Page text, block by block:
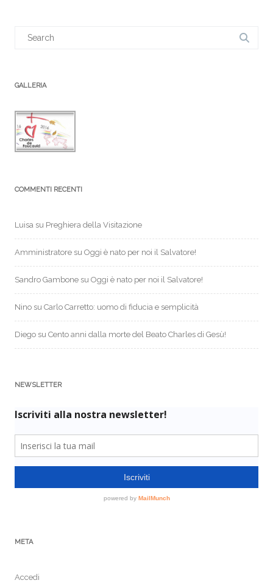
GALLERIA
COMMENTI RECENTI
Luisa su Preghiera della Visitazione
Amministratore su Oggi è nato per noi il Salvatore!
Sandro Gambone su Oggi è nato per noi il Salvatore!
Nino su Carlo Carretto: uomo di fiducia e semplicità
Diego su Cento anni dalla morte del Beato Charles di Gesù!
NEWSLETTER
META
Accedi